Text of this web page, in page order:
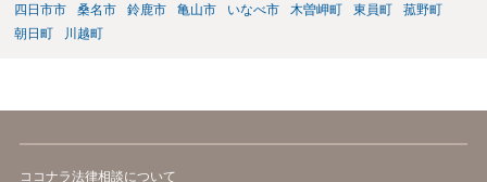
四日市市
桑名市 鈴鹿市 亀山市 いなべ市 木曽岬町 東員町
菰野町
朝日町
川越町
ココナラ法律相談について